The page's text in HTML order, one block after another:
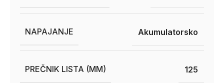
NAPAJANJE Akumulatorsko
PREČNIK LISTA (MM) 125